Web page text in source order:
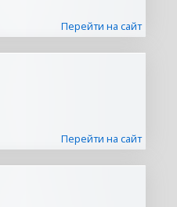
Перейти на сайт
Перейти на сайт